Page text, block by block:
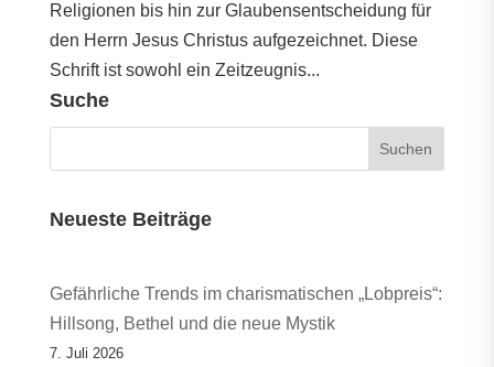
Religionen bis hin zur Glaubensentscheidung für
den Herrn Jesus Christus aufgezeichnet. Diese
Schrift ist sowohl ein Zeitzeugnis...
Suche
Neueste Beiträge
Gefährliche Trends im charismatischen „Lobpreis“:
Hillsong, Bethel und die neue Mystik
7. Juli 2026